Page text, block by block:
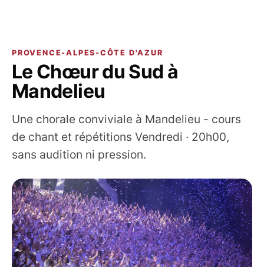
PROVENCE-ALPES-CÔTE D'AZUR
Le Chœur du Sud à
Mandelieu
Une chorale conviviale à Mandelieu - cours
de chant et répétitions Vendredi · 20h00,
sans audition ni pression.